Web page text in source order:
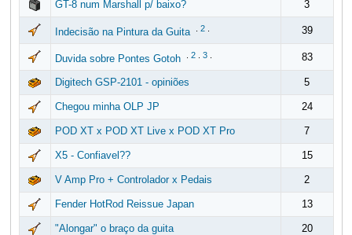
GT-8 num Marshall p/ baixo? 3
Indecisão na Pintura da Guita 2. 39
Duvida sobre Pontes Gotoh 2. 3. 83
Digitech GSP-2101 - opiniões 5
Chegou minha OLP JP 24
POD XT x POD XT Live x POD XT Pro 7
X5 - Confiavel?? 15
V Amp Pro + Controlador x Pedais 2
Fender HotRod Reissue Japan 13
"Alongar" o braço da guita 20